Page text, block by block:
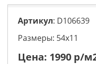
Артикул: D106639
Размеры: 54х11
Цена: 1990 р/